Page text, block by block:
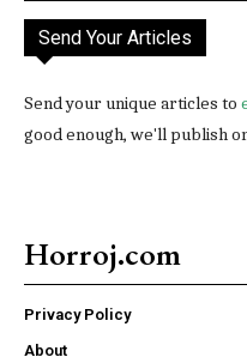
Send Your Articles
Send your unique articles to
good enough, we'll publish
Horroj.com
Privacy Policy
About